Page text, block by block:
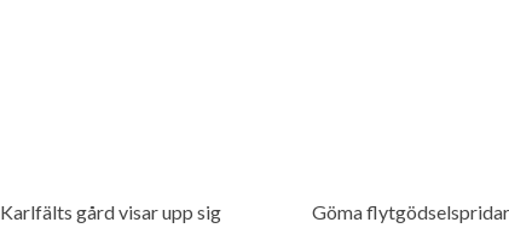
Karlfälts gård visar upp sig Göma